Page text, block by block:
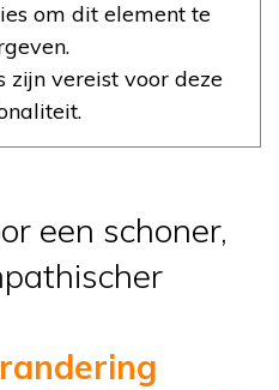
om dit element te
zijn vereist voor deze
een schoner,